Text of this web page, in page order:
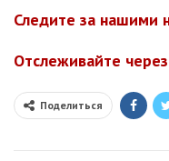
Следите за нашими
Отслеживайте
Поделиться